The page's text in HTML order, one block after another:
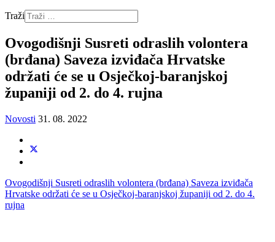
Traži
Ovogodišnji Susreti odraslih volontera
(brđana) Saveza izviđača Hrvatske
održati će se u Osječkoj-baranjskoj
županiji od 2. do 4. rujna
Novosti 31. 08. 2022
Ovogodišnji Susreti odraslih volontera (brđana) Saveza izviđača
Hrvatske održati će se u Osječkoj-baranjskoj županiji od 2. do 4.
rujna